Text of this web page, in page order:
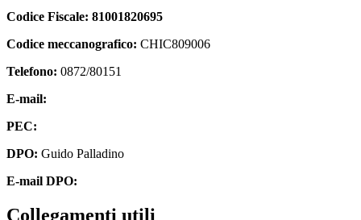
Codice Fiscale: 81001820695
Codice meccanografico: CHIC809006
Telefono: 0872/80151
E-mail:
PEC:
DPO: Guido Palladino
E-mail DPO:
Collegamenti utili